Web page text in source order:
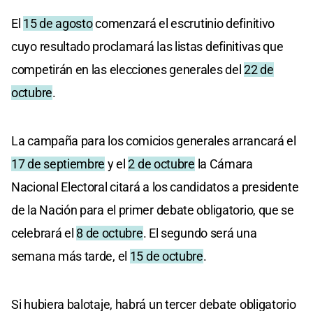
El 15 de agostocomenzará el escrutinio definitivo
cuyo resultado proclamará las listas definitivas que
competirán en las elecciones generales del22 de
octubre.
La campaña para los comicios generales arrancará el
17 de septiembre y el2 de octubre la Cámara
Nacional Electoral citará a los candidatos a presidente
de la Nación para el primer debate obligatorio, que se
celebrará el 8 de octubre. El segundo será una
semana más tarde, el 15 de octubre.
Si hubiera balotaje, habrá un tercer debate obligatorio